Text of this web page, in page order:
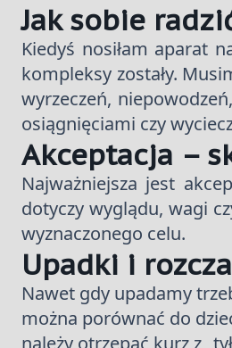
Jak sobie
Kiedyś nosiłam aparat
kompleksy zostały.
wyrzeczeń,
osiągnięciami czy
Akceptacja –
Najważniejsza jest
dotyczy wyglądu, wagi
wyznaczonego celu.
Upadki i
Nawet gdy upadamy
można porównać do